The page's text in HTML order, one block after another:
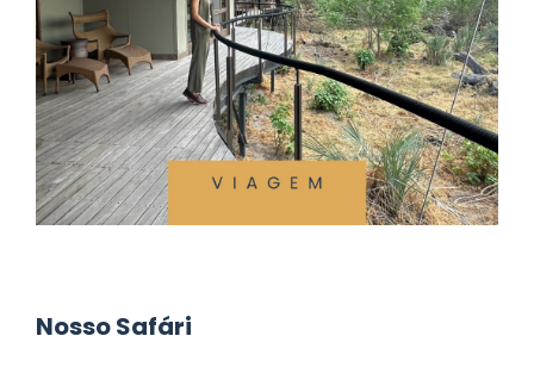
Nosso Safári